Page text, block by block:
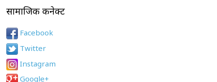
सामाजिक कनेक्ट
Facebook
Twitter
Instagram
Google+